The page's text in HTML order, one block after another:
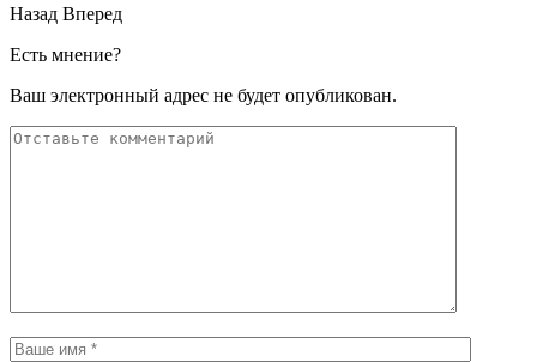
Назад Вперед
Есть мнение?
Ваш электронный адрес не будет опубликован.